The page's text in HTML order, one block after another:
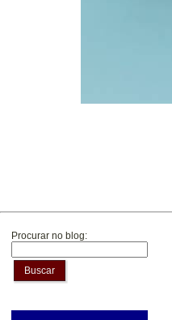
Procurar no blog:
Buscar